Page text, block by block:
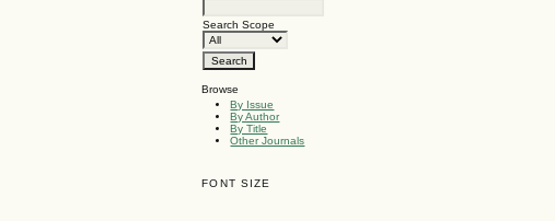
Search Scope
Browse
By Issue
By Author
By Title
Other Journals
FONT SIZE